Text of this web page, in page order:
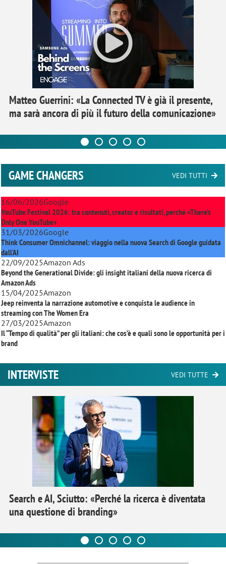
Matteo Guerrini: «La Connected TV è già il presente,
ma sarà ancora di più il futuro della comunicazione»
GAME CHANGERS VEDI TUTTI
16/06/2026Google
YouTube Festival 2026: tra contenuti, creator e risultati, perché «There’s
Only One YouTube»
31/03/2026Google
Think Consumer Omnichannel: viaggio nella nuova Search di Google guidata
dall'AI
22/09/2025Amazon Ads
Beyond the Generational Divide: gli insight italiani della nuova ricerca di
Amazon Ads
15/04/2025Amazon
Jeep reinventa la narrazione automotive e conquista le audience in
streaming conThe Women Era
27/03/2025Amazon
Il “Tempo di qualità” per gli italiani: che cos’è e quali sono le opportunità per i
brand
INTERVISTE VEDI TUTTE
Search e AI, Sciutto: «Perché la ricerca è diventata
una questione di branding»